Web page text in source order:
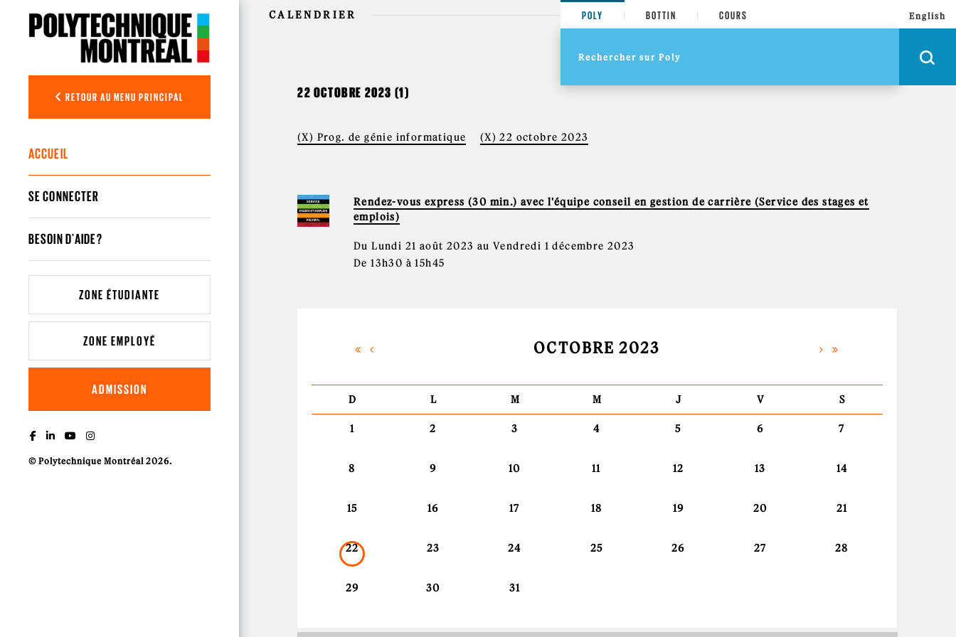
RETOUR AU MENU PRINCIPAL
ACCUEIL
SE CONNECTER
BESOIN D'AIDE?
ZONE ÉTUDIANTE
ZONE EMPLOYÉ
ADMISSION
© Polytechnique Montréal 2026.
POLY BOTTIN COURS English
CALENDRIER
22 OCTOBRE 2023 (1)
(X) Prog. de génie informatique (X) 22 octobre 2023
Rendez-vous express (30 min.) avec l'équipe conseil en gestion de carrière (Service des stages et
emplois)
Du Lundi 21 août 2023 au Vendredi 1 décembre 2023
De 13h30 à 15h45
OCTOBRE 2023
D L M M J V S
1 2 3 4 5 6 7
8 9 10 11 12 13 14
15 16 17 18 19 20 21
22 23 24 25 26 27 28
29 30 31